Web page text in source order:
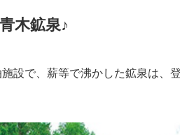
木鉱泉♪
設で、薪等で沸かした鉱泉は、